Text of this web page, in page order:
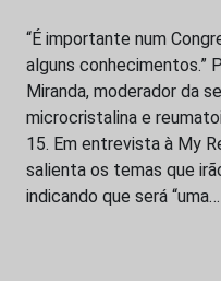
“É importante num
alguns conhecimentos.”
Miranda, moderador da
microcristalina e
15. Em entrevista à My
salienta os temas que
indicando que será “uma…